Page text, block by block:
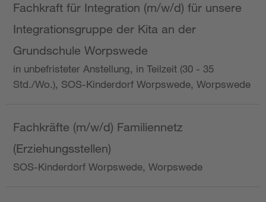
Fachkraft für Integration (m/w/d) für unsere
Integrationsgruppe der Kita an der
Grundschule Worpswede
in unbefristeter Anstellung, in Teilzeit (30 - 35
Std./Wo.), SOS-Kinderdorf Worpswede, Worpswede
Fachkräfte (m/w/d) Familiennetz
(Erziehungsstellen)
SOS-Kinderdorf Worpswede, Worpswede